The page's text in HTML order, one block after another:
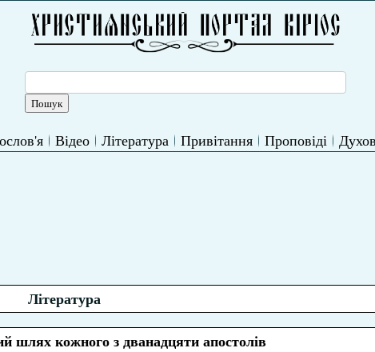
Відео Література Привітання Проповіді
Література
шлях кожного з дванадцяти апостолів